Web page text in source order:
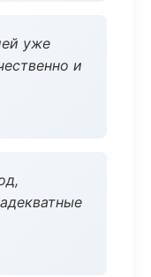
уже
и